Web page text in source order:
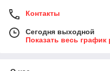
Контакты
Сегодня выходной
Показать весь график